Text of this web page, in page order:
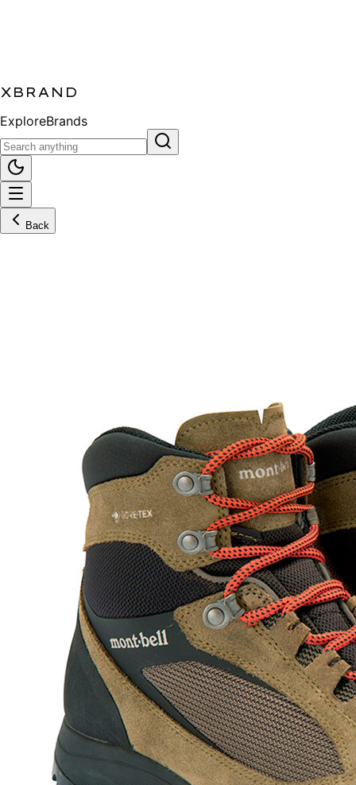
XBRAND
ExploreBrands
Back